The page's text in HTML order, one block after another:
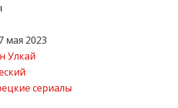
мая 2023
Улкай
сериалы